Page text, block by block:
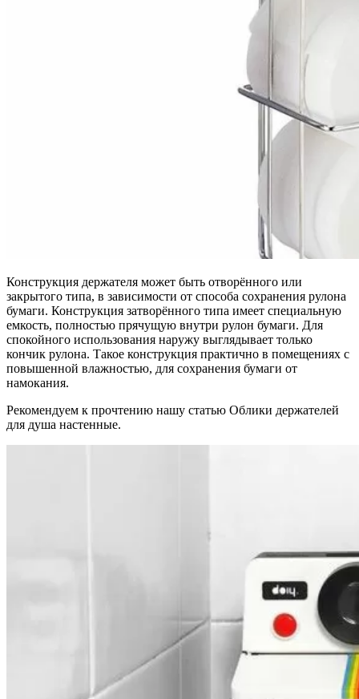
Конструкция держателя может быть отворённого или
закрытого типа, в зависимости от способа сохранения рулона
бумаги. Конструкция затворённого типа имеет специальную
емкость, полностью прячущую внутри рулон бумаги. Для
спокойного использования наружу выглядывает только
кончик рулона. Такое конструкция практично в помещениях с
повышенной влажностью, для сохранения бумаги от
намокания.
Рекомендуем к прочтению нашу статью Облики держателей
для душа настенные.